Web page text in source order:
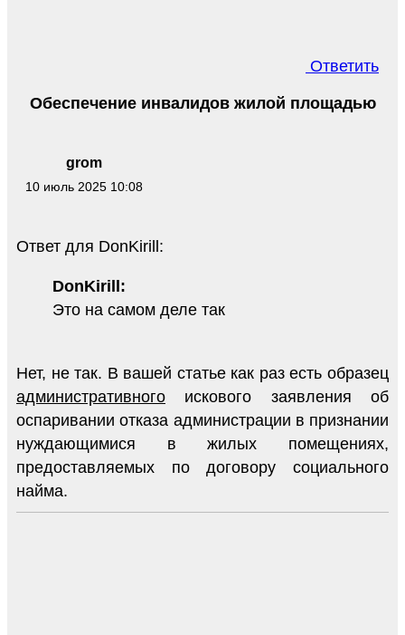
Ответить
grom
10 июль 2025 10:08
Обеспечение инвалидов жилой площадью
Ответ для DonKirill:
DonKirill:
Это на самом деле так
Нет, не так. В вашей статье как раз есть образец
административного искового заявления об
оспаривании отказа администрации в признании
нуждающимися в жилых помещениях,
предоставляемых по договору социального
найма.